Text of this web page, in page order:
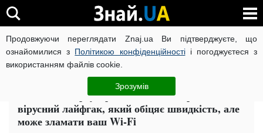
Продовжуючи переглядати Znaj.ua Ви підтверджуєте, що
ознайомилися з Політикою конфіденційностіі погоджуєтеся з
використанням файлів cookie.
Зрозумів
ВІЙНА РОСІЇ ПРОТИ УКРАЇНИ КОРОНАВІРУС В УКРАЇНІ
ЧИТАТЬ НА РУССКОМ
Фольга біля роутера "піднімає інтернет":
вірусний лайфгак, який обіцяє швидкість, але
може зламати ваш Wi-Fi